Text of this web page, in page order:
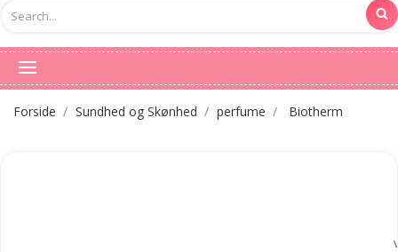
Forside Sundhed og Skønhed perfume Biotherm